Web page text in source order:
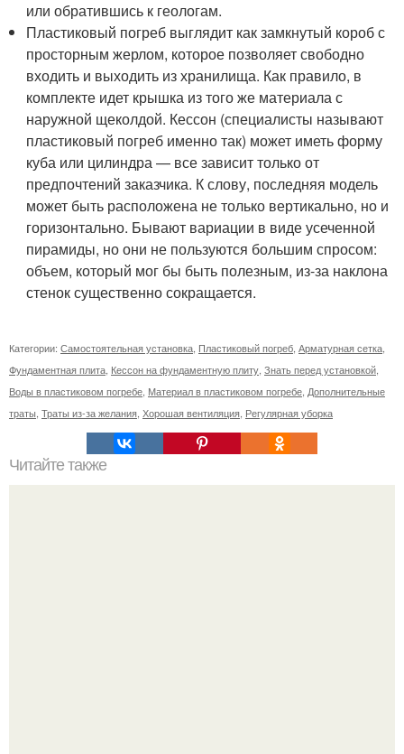
или обратившись к геологам.
Пластиковый погреб выглядит как замкнутый короб с
просторным жерлом, которое позволяет свободно
входить и выходить из хранилища. Как правило, в
комплекте идет крышка из того же материала с
наружной щеколдой. Кессон (специалисты называют
пластиковый погреб именно так) может иметь форму
куба или цилиндра — все зависит только от
предпочтений заказчика. К слову, последняя модель
может быть расположена не только вертикально, но и
горизонтально. Бывают вариации в виде усеченной
пирамиды, но они не пользуются большим спросом:
объем, который мог бы быть полезным, из-за наклона
стенок существенно сокращается.
Категории: Самостоятельная установка, Пластиковый погреб, Арматурная сетка,
Фундаментная плита, Кессон на фундаментную плиту, Знать перед установкой,
Воды в пластиковом погребе, Материал в пластиковом погребе, Дополнительные
траты, Траты из-за желания, Хорошая вентиляция, Регулярная уборка
Читайте также